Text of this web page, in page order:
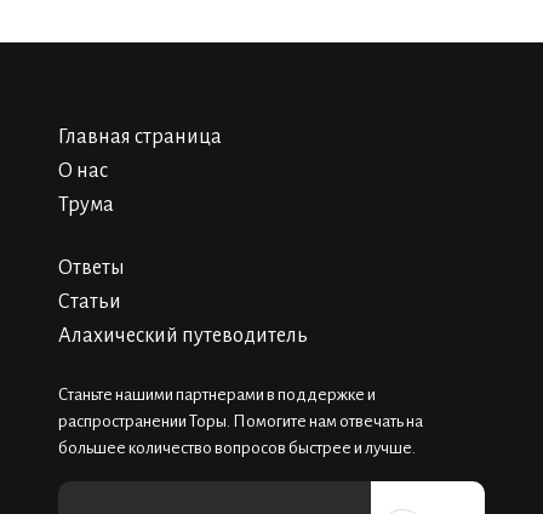
Главная страница
О нас
Трума
Ответы
Статьи
Алахический путеводитель
Станьте нашими партнерами в поддержке и
распространении Торы. Помогите нам отвечать на
большее количество вопросов быстрее и лучше.